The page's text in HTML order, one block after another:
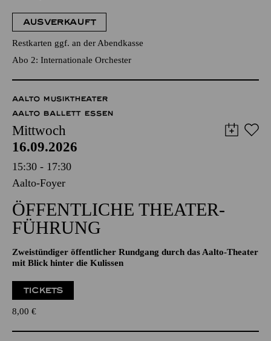
AUSVERKAUFT
Restkarten ggf. an der Abendkasse
Abo 2: Internationale Orchester
AALTO MUSIKTHEATER
AALTO BALLETT ESSEN
Mittwoch
16.09.2026
15:30 - 17:30
Aalto-Foyer
ÖFFENTLICHE THEATER­
FÜHRUNG
Zweistündiger öffentlicher Rundgang durch das Aalto-Theater
mit Blick hinter die Kulissen
TICKETS
8,00 €